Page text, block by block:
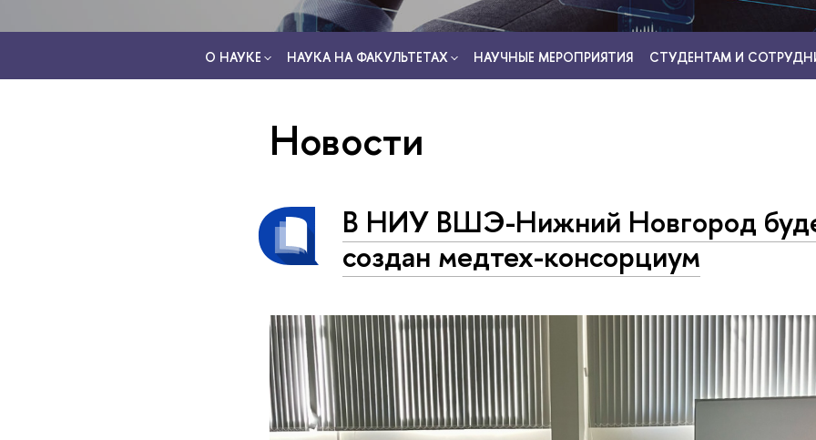
О НАУКЕ НАУКА НА ФАКУЛЬТЕТАХ НАУЧНЫЕ МЕРОПРИЯТИЯ СТУДЕНТАМ И
Новости
В НИУ ВШЭ-Нижний Новгород
создан медтех-консорциум